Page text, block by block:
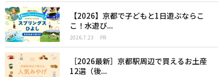
【2026】京都で子どもと1日遊ぶならこ
こ！水遊び...
2026.7.23 PR
［2026最新］京都駅周辺で買えるお土産
12選（後...